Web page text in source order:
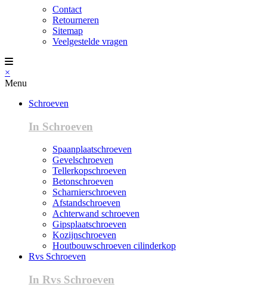
Contact
Retourneren
Sitemap
Veelgestelde vragen
×
Menu
Schroeven
In Schroeven
Spaanplaatschroeven
Gevelschroeven
Tellerkopschroeven
Betonschroeven
Scharnierschroeven
Afstandschroeven
Achterwand schroeven
Gipsplaatschroeven
Kozijnschroeven
Houtbouwschroeven cilinderkop
Rvs Schroeven
In Rvs Schroeven